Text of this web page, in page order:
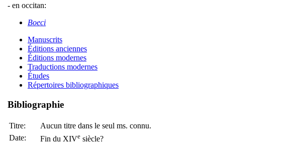
- en occitan:
Boeci
Manuscrits
Éditions anciennes
Éditions modernes
Traductions modernes
Études
Répertoires bibliographiques
Bibliographie
Titre:
Aucun titre dans le seul ms. connu.
Date:
Fin du XIVe siècle?